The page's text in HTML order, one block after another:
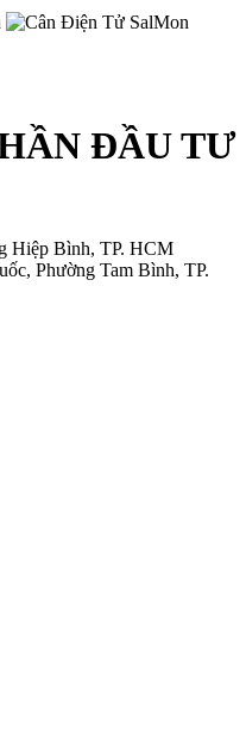
ĐẦU TƯ
Hiệp Bình, TP. HCM
Phường Tam Bình, TP.